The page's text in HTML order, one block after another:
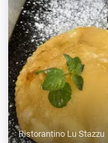
Ristorantino Lu Stazzu